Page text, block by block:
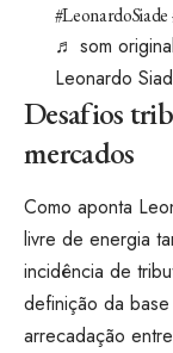
#LeonardoSiade
♬ som
Leonardo
Desafios
mercados
Como aponta
livre de energia
incidência de
definição da
arrecadação